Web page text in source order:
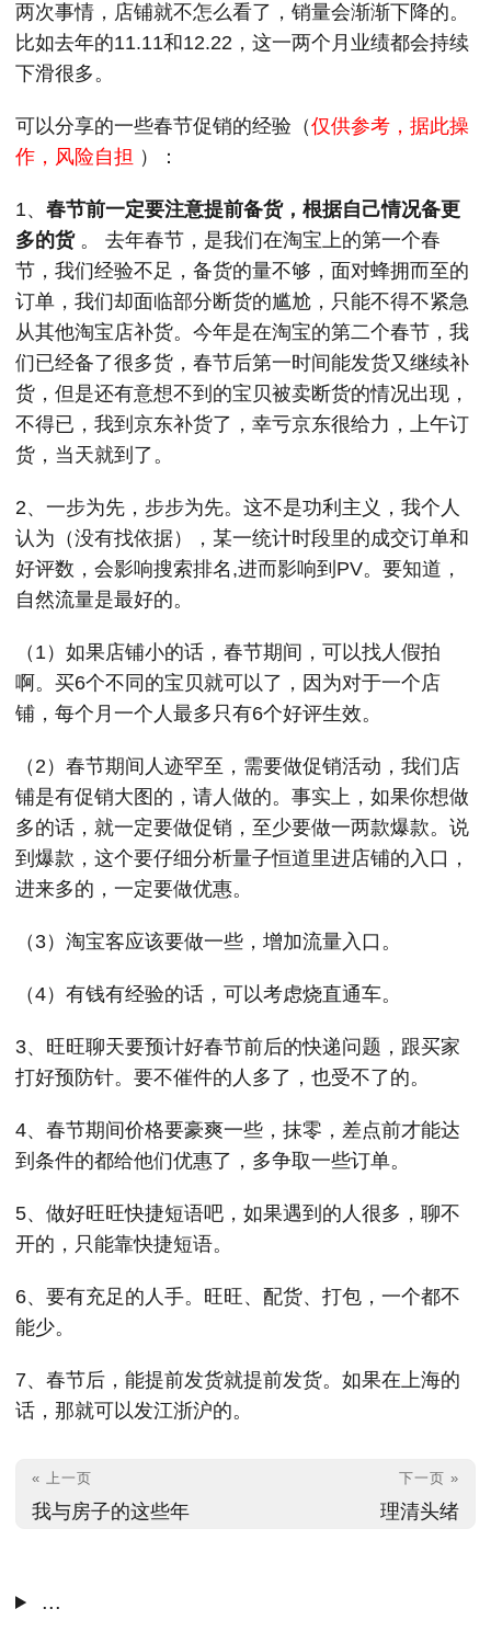
两次事情，店铺就不怎么看了，销量会渐渐下降的。
比如去年的11.11和12.22，这一两个月业绩都会持续
下滑很多。
可以分享的一些春节促销的经验（仅供参考，据此操
作，风险自担 ）：
1、 春节前一定要注意提前备货，根据自己情况备更
多的货。 去年春节，是我们在淘宝上的第一个春
节，我们经验不足，备货的量不够，面对蜂拥而至的
订单，我们却面临部分断货的尴尬，只能不得不紧急
从其他淘宝店补货。今年是在淘宝的第二个春节，我
们已经备了很多货，春节后第一时间能发货又继续补
货，但是还有意想不到的宝贝被卖断货的情况出现，
不得已，我到京东补货了，幸亏京东很给力，上午订
货，当天就到了。
2、一步为先，步步为先。这不是功利主义，我个人
认为（没有找依据），某一统计时段里的成交订单和
好评数，会影响搜索排名,进而影响到PV。要知道，
自然流量是最好的。
（1）如果店铺小的话，春节期间，可以找人假拍
啊。买6个不同的宝贝就可以了，因为对于一个店
铺，每个月一个人最多只有6个好评生效。
（2）春节期间人迹罕至，需要做促销活动，我们店
铺是有促销大图的，请人做的。事实上，如果你想做
多的话，就一定要做促销，至少要做一两款爆款。说
到爆款，这个要仔细分析量子恒道里进店铺的入口，
进来多的，一定要做优惠。
（3）淘宝客应该要做一些，增加流量入口。
（4）有钱有经验的话，可以考虑烧直通车。
3、旺旺聊天要预计好春节前后的快递问题，跟买家
打好预防针。要不催件的人多了，也受不了的。
4、春节期间价格要豪爽一些，抹零，差点前才能达
到条件的都给他们优惠了，多争取一些订单。
5、做好旺旺快捷短语吧，如果遇到的人很多，聊不
开的，只能靠快捷短语。
6、要有充足的人手。旺旺、配货、打包，一个都不
能少。
7、春节后，能提前发货就提前发货。如果在上海的
话，那就可以发江浙沪的。
« 上一页
我与房子的这些年
下一页 »
理清头绪
...